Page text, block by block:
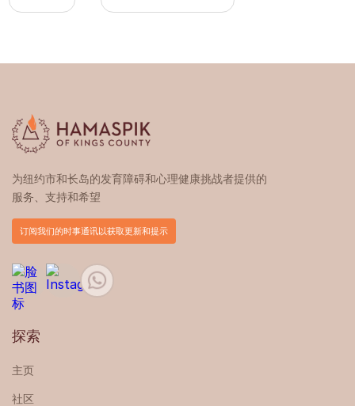
为纽约市和长岛的发育障碍和心理健康挑战者提供的
服务、支持和希望
订阅我们的时事通讯以获取更新和提示
探索
主页
社区